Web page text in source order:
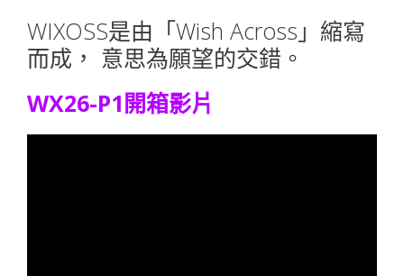
WIXOSS是由「Wish Across」縮寫
而成， 意思為願望的交錯。
WX26-P1開箱影片